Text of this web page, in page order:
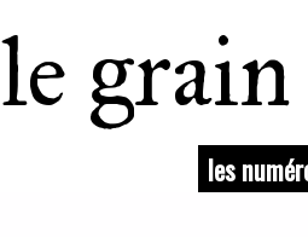
le grain
les